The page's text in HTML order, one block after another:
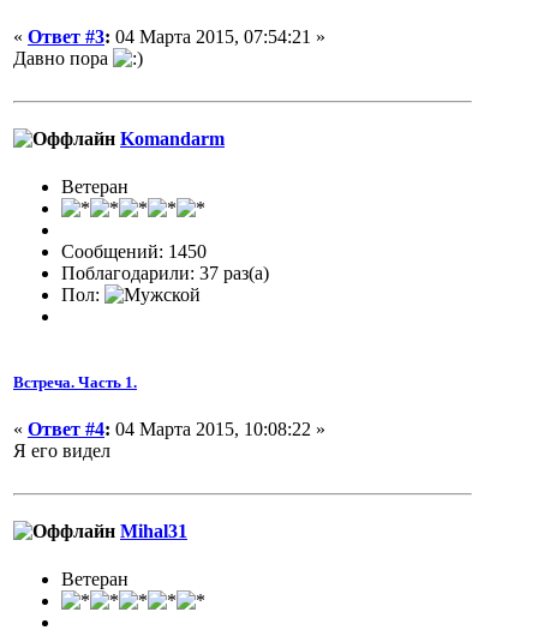
« Ответ #3: 04 Марта 2015, 07:54:21 »
Давно пора
Komandarm
Ветеран
Сообщений: 1450
Поблагодарили: 37 раз(а)
Пол:
Встреча. Часть 1.
« Ответ #4: 04 Марта 2015, 10:08:22 »
Я его видел
Mihal31
Ветеран